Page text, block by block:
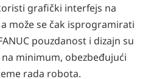
grafički interfejs na
može se čak isprogramirati
pouzdanost i dizajn su
minimum, obezbeđujući
rada robota.